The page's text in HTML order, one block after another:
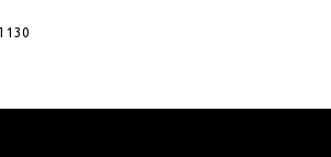
130